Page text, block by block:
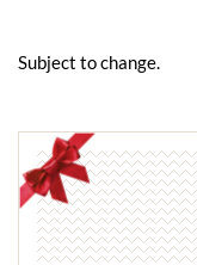
Subject to change.